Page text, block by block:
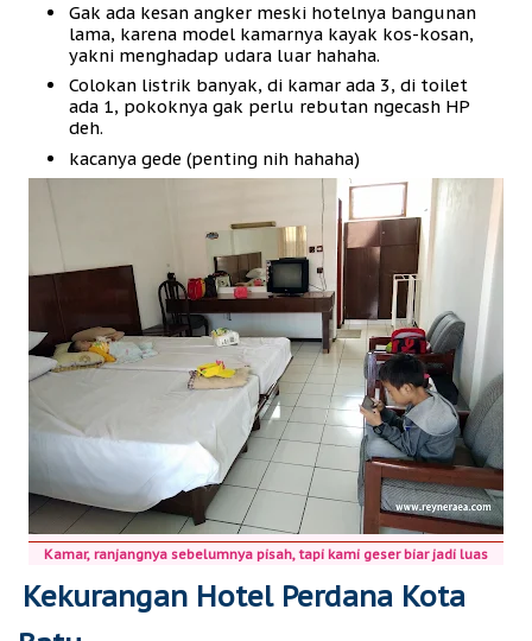
Gak ada kesan angker meski hotelnya bangunan
lama, karena model kamarnya kayak kos-kosan,
yakni menghadap udara luar hahaha.
Colokan listrik banyak, di kamar ada 3, di toilet
ada 1, pokoknya gak perlu rebutan ngecash HP
deh.
kacanya gede (penting nih hahaha)
Kamar, ranjangnya sebelumnya pisah, tapi kami geser biar jadi luas
Kekurangan Hotel Perdana Kota